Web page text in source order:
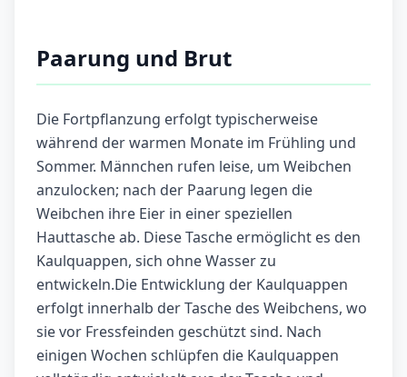
Paarung und Brut
Die Fortpflanzung erfolgt typischerweise
während der warmen Monate im Frühling und
Sommer. Männchen rufen leise, um Weibchen
anzulocken; nach der Paarung legen die
Weibchen ihre Eier in einer speziellen
Hauttasche ab. Diese Tasche ermöglicht es den
Kaulquappen, sich ohne Wasser zu
entwickeln.Die Entwicklung der Kaulquappen
erfolgt innerhalb der Tasche des Weibchens, wo
sie vor Fressfeinden geschützt sind. Nach
einigen Wochen schlüpfen die Kaulquappen